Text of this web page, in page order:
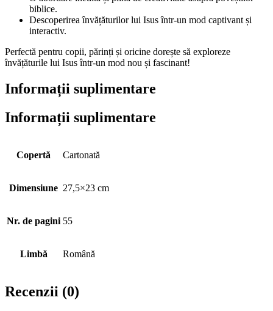
biblice.
Descoperirea învățăturilor lui Isus într-un mod captivant și
interactiv.
Perfectă pentru copii, părinți și oricine dorește să exploreze
învățăturile lui Isus într-un mod nou și fascinant!
Informații suplimentare
Informații suplimentare
Copertă Cartonată
Dimensiune 27,5×23 cm
Nr. de pagini 55
Limbă Română
Recenzii (0)